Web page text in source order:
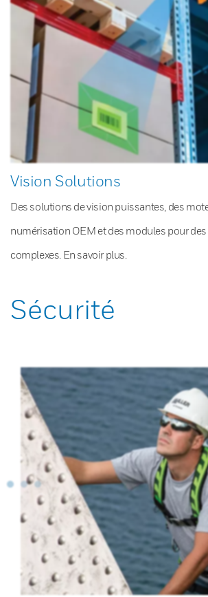
Vision Solutions
Des solutions de vision puissantes, des
numérisation OEM et des modules pour des
complexes. En savoir plus.
Sécurité